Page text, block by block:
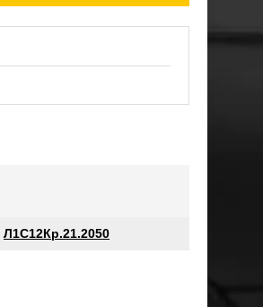
Л1С12Кр.21.2050